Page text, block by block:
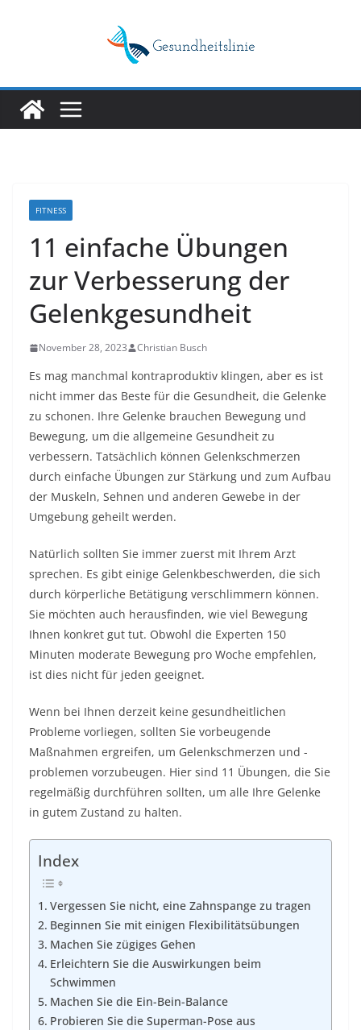
FITNESS
11 einfache Übungen
zur Verbesserung der
Gelenkgesundheit
November 28, 2023 Christian Busch
Es mag manchmal kontraproduktiv klingen, aber es ist
nicht immer das Beste für die Gesundheit, die Gelenke
zu schonen. Ihre Gelenke brauchen Bewegung und
Bewegung, um die allgemeine Gesundheit zu
verbessern. Tatsächlich können Gelenkschmerzen
durch einfache Übungen zur Stärkung und zum Aufbau
der Muskeln, Sehnen und anderen Gewebe in der
Umgebung geheilt werden.
Natürlich sollten Sie immer zuerst mit Ihrem Arzt
sprechen. Es gibt einige Gelenkbeschwerden, die sich
durch körperliche Betätigung verschlimmern können.
Sie möchten auch herausfinden, wie viel Bewegung
Ihnen konkret gut tut. Obwohl die Experten 150
Minuten moderate Bewegung pro Woche empfehlen,
ist dies nicht für jeden geeignet.
Wenn bei Ihnen derzeit keine gesundheitlichen
Probleme vorliegen, sollten Sie vorbeugende
Maßnahmen ergreifen, um Gelenkschmerzen und -
problemen vorzubeugen. Hier sind 11 Übungen, die Sie
regelmäßig durchführen sollten, um alle Ihre Gelenke
in gutem Zustand zu halten.
Index
Vergessen Sie nicht, eine Zahnspange zu tragen
Beginnen Sie mit einigen Flexibilitätsübungen
Machen Sie zügiges Gehen
Erleichtern Sie die Auswirkungen beim
Schwimmen
Machen Sie die Ein-Bein-Balance
Probieren Sie die Superman-Pose aus